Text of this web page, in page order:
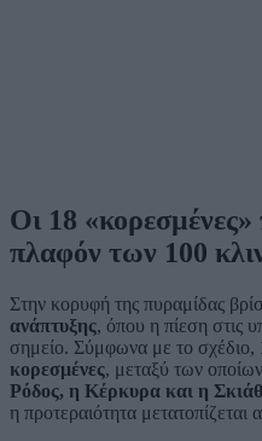
Οι 18 «κορεσμένες»
πλαφόν των 100
Στην κορυφή της πυραμίδας
ανάπτυξης, όπου η πίεση στις
σημείο. Σύμφωνα με το σχέδιο,
κορεσμένες, μεταξύ των
Ρόδος, η Κέρκυρα και η
η προτεραιότητα